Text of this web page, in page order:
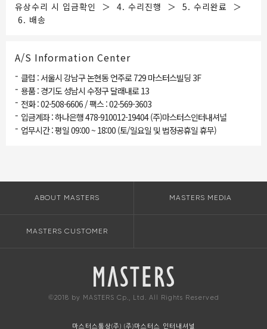
유상수리 시 입금확인 ＞ 4. 수리진행 ＞ 5. 수리완료 ＞
6. 배송
A/S Information Center
- 클럽 : 서울시 강남구 논현동 언주로 729 마스터스빌딩 3F
- 용품 : 경기도 성남시 수정구 달래내로 13
- 전화 : 02-508-6606 / 팩스 : 02-569-3603
- 입금계좌 : 하나은행 478-910012-19404 (주)마스터스인터내셔널
- 업무시간 : 평일 09:00 ~ 18:00 (토/일요일 및 법정공휴일 휴무)
ABOUT MASTERS MASTERS MEDIA
MASTERS CUSTOMER
©2018 by MASTERS Cp., Ltd. All Rights Reserved
마스터스통상(주) (주)마스터스 인터내셔널